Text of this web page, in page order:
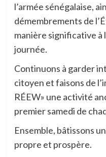
l’armée sénégalaise,
démembrements de
manière significative à
journée.
Continuons à garder
citoyen et faisons de
RÉEW» une activité
premier samedi de
Ensemble, bâtissons
propre et prospère.